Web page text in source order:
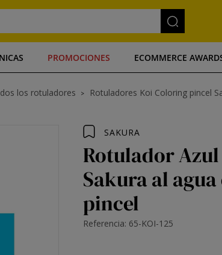
PROMOCIONES ECOMMERCE
los rotuladores Rotuladores Koi Coloring pincel
SAKURA
Rotulador
Sakura al
pincel
Referencia: 65-KOI-125